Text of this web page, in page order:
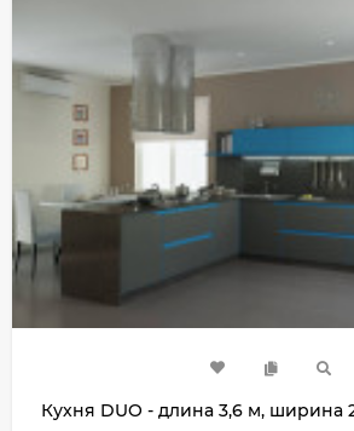
Кухня DUO - длина 3,6 м, ширина